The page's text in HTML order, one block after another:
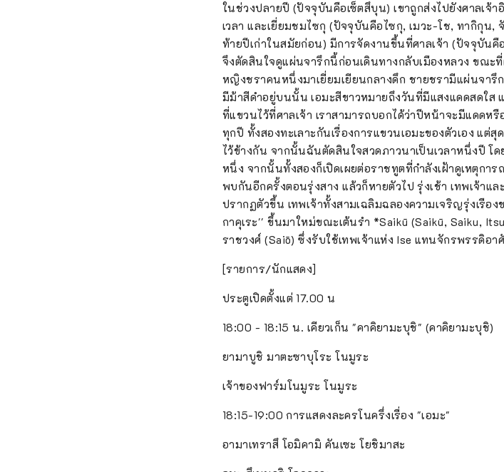
ในช่วงปลายปี (ปัจจุบันคือเซ็ตสึบุน) เขาถูกส่งไปยังศาลเจ้
เวลา และเยี่ยมชมไซกุ (ปัจจุบันคือไซกุ, เมวะ-โช, ทากิกุน
ท้ายปีเก่าในสมัยก่อน) มีการจัดงานขึ้นที่ศาลเจ้า (ปัจจุบัน
จึงตัดสินใจดูแผ่นจารึกนี้ก่อนเดินทางกลับเมืองหลวง ขณะ
หญิงชราคนหนึ่งมาเยี่ยมเยียนกลางดึก ชายชรามีแผ่นจา
มีม้าสีดำอยู่บนนั้น เอมะสีขาวหมายถึงวันที่มีแสงแดดสดใส
ที่แขวนไว้ที่ศาลเจ้า เราสามารถบอกได้ว่าปีหน้าจะมีแดด
ทุกปี ทั้งสองทะเลาะกันเรื่องการแขวนเอมะของตัวเอง แต่
ไว้ข้างกัน จากนั้นฉันตัดสินใจสวดภาวนาเป็นเวลาหนึ่งปี
หนึ่ง จากนั้นทั้งสองก็เปิดเผยต่อราชทูตที่กำลังเฝ้าดูเหตุการ
พบกันอีกครั้งตอนรุ่งสาง แล้วก็หายตัวไป รุ่งเช้า เทพเจ้าแ
ปรากฏตัวขึ้น เทพเจ้าทั้งสามเฉลิมฉลองความเจริญรุ่งเรือ
กาคุเระ'' ขึ้นมาใหม่ขณะเต้นรำ *Saikū (Saikū, Saiku,
ราชวงศ์ (Saiō) ซึ่งรับใช้เทพเจ้าแห่ง Ise แทนจักรพรรดิอา
[รายการ/นักแสดง]
ประตูเปิดตั้งแต่ 17.00 น
18:00 - 18:15 น. เคียวเก็น "คาคิยามะบุชิ" (คาคิยามะบุชิ)
ยามาบูชิ มาตะซาบุโระ โนมูระ
เจ้าของฟาร์มโนมูระ โนมูระ
18:15-19:00 การแสดงละครโนครึ่งเรื่อง "เอมะ"
อามาเทราสึ โอมิคามิ คันเซะ โยชิมาสะ